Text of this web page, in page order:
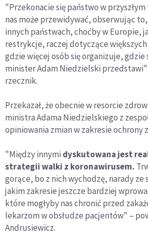
"Przekonacie się państwo w
nas może przewidywać, obserwując
innych państwach, choćby w Europie,
restrykcje, raczej dotyczące
gdzie więcej osób się organizuje, gdzie
minister Adam Niedzielski przedstawi"
rzecznik.
Przekazał, że obecnie w resorcie
ministra Adama Niedzielskiego z
opiniowania zmian w zakresie ochrony
"Między innymi dyskutowana jest
strategii walki z koronawirusem.
gorące, bo z nich wychodzę, narady
jakim zakresie jeszcze bardziej
które mogłyby nas chronić przed
lekarzom w obsłudze pacjentów" –
Andrusiewicz.